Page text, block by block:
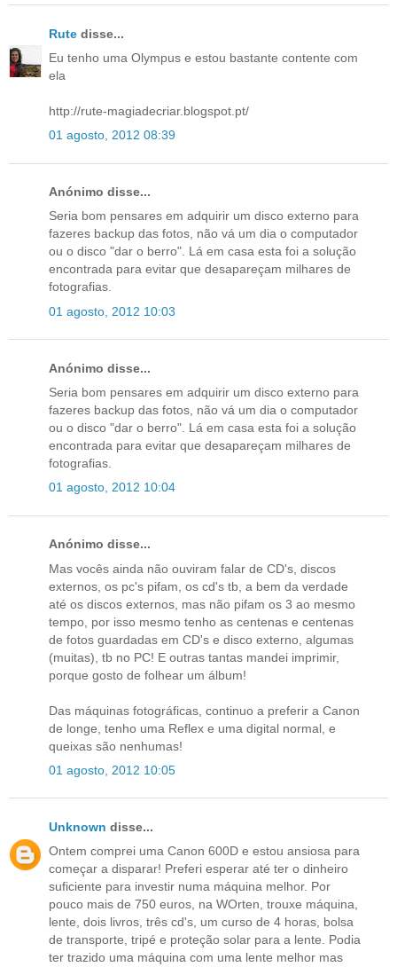
Rute disse...
Eu tenho uma Olympus e estou bastante contente com
ela
http://rute-magiadecriar.blogspot.pt/
01 agosto, 2012 08:39
Anónimo disse...
Seria bom pensares em adquirir um disco externo para
fazeres backup das fotos, não vá um dia o computador
ou o disco "dar o berro". Lá em casa esta foi a solução
encontrada para evitar que desapareçam milhares de
fotografias.
01 agosto, 2012 10:03
Anónimo disse...
Seria bom pensares em adquirir um disco externo para
fazeres backup das fotos, não vá um dia o computador
ou o disco "dar o berro". Lá em casa esta foi a solução
encontrada para evitar que desapareçam milhares de
fotografias.
01 agosto, 2012 10:04
Anónimo disse...
Mas vocês ainda não ouviram falar de CD's, discos
externos, os pc's pifam, os cd's tb, a bem da verdade
até os discos externos, mas não pifam os 3 ao mesmo
tempo, por isso mesmo tenho as centenas e centenas
de fotos guardadas em CD's e disco externo, algumas
(muitas), tb no PC! E outras tantas mandei imprimir,
porque gosto de folhear um álbum!
Das máquinas fotográficas, continuo a preferir a Canon
de longe, tenho uma Reflex e uma digital normal, e
queixas são nenhumas!
01 agosto, 2012 10:05
Unknown disse...
Ontem comprei uma Canon 600D e estou ansiosa para
começar a disparar! Preferi esperar até ter o dinheiro
suficiente para investir numa máquina melhor. Por
pouco mais de 750 euros, na WOrten, trouxe máquina,
lente, dois livros, três cd's, um curso de 4 horas, bolsa
de transporte, tripé e proteção solar para a lente. Podia
ter trazido uma máquina com uma lente melhor mas